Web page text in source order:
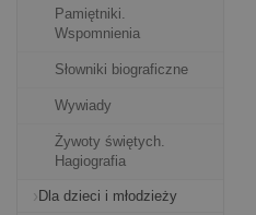
Pamiętniki.
Wspomnienia
Słowniki biograficzne
Wywiady
Żywoty świętych.
Hagiografia
Dla dzieci i młodzieży